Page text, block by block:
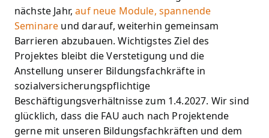
nächste Jahr,auf neue Module, spannende
Seminare und darauf, weiterhin gemeinsam
Barrieren abzubauen. Wichtigstes Ziel des
Projektes bleibt die Verstetigung und die
Anstellung unserer Bildungsfachkräfte in
sozialversicherungspflichtige
Beschäftigungsverhältnisse zum 1.4.2027. Wir sind
glücklich, dass die FAU auch nach Projektende
gerne mit unseren Bildungsfachkräften und dem